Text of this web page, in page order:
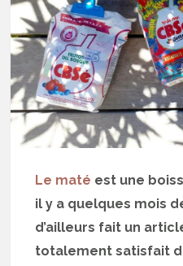
Le maté est une
il y a quelques mois
d’ailleurs fait un
totalement satisfait